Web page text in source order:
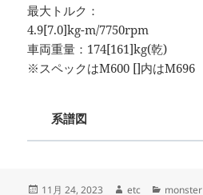
最大トルク：
4.9[7.0]kg-m/7750rpm
車両重量：174[161]kg(乾)
※スペックはM600 []内はM696
系譜図
投
11月 24, 2023
作
etc
カ
monster